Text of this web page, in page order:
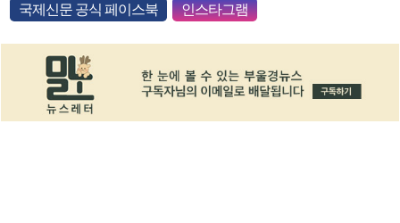
국제신문 공식 페이스북 인스타그램